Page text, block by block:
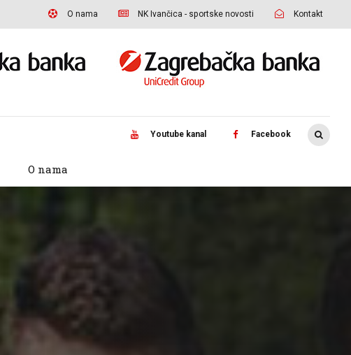
O nama NK Ivančica - sportske novosti Kontakt
Youtube kanal Facebook
O nama